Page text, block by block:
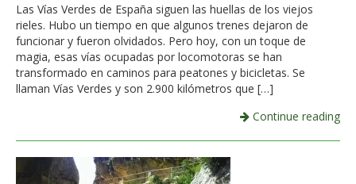
Las Vías Verdes de España siguen las huellas de los viejos
rieles. Hubo un tiempo en que algunos trenes dejaron de
funcionar y fueron olvidados. Pero hoy, con un toque de
magia, esas vías ocupadas por locomotoras se han
transformado en caminos para peatones y bicicletas. Se
llaman Vías Verdes y son 2.900 kilómetros que […]
Continue reading